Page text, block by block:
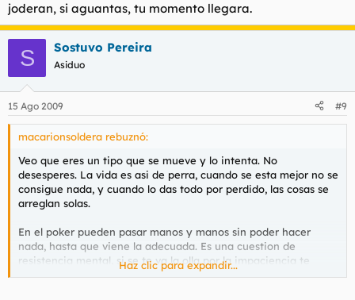
joderan, si aguantas, tu momento llegara.
S Sostuvo Pereira
Asiduo
15 Ago 2009 #9
macarionsoldera rebuznó:
Veo que eres un tipo que se mueve y lo intenta. No
desesperes. La vida es asi de perra, cuando se esta mejor no se
consigue nada, y cuando lo das todo por perdido, las cosas se
arreglan solas.
En el poker pueden pasar manos y manos sin poder hacer
nada, hasta que viene la adecuada. Es una cuestion de
resistencia mental, si se te va la olla por la impaciencia te
joderan, si aguantas, tu momento llegara.
Haz clic para expandir...